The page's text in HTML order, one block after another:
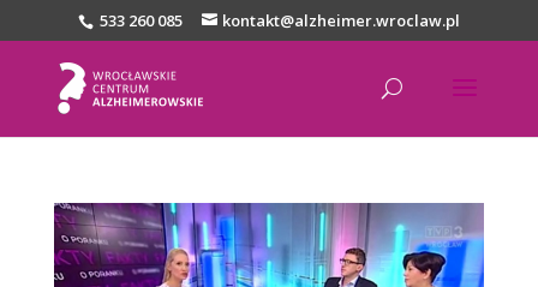
533 260 085 kontakt@alzheimer.wroclaw.pl